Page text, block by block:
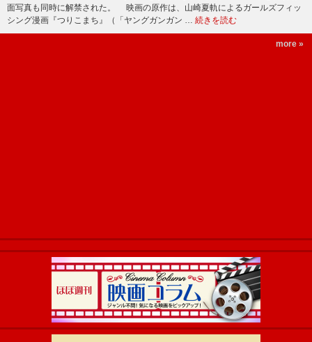
面写真も同時に解禁された。 映画の原作は、山崎夏軌によるガールズフィッ
シング漫画『つりこまち』（「ヤングガンガン … 続きを読む
more »